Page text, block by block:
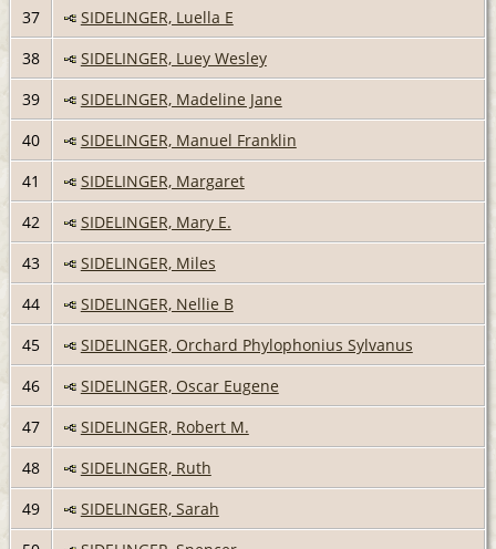
37
SIDELINGER, Luella E
38
SIDELINGER, Luey Wesley
39
SIDELINGER, Madeline Jane
40
SIDELINGER, Manuel Franklin
41
SIDELINGER, Margaret
42
SIDELINGER, Mary E.
43
SIDELINGER, Miles
44
SIDELINGER, Nellie B
45
SIDELINGER, Orchard Phylophonius Sylvanus
46
SIDELINGER, Oscar Eugene
47
SIDELINGER, Robert M.
48
SIDELINGER, Ruth
49
SIDELINGER, Sarah